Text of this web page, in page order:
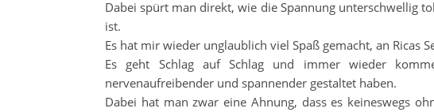
Dabei spürt man direkt, wie die Spannung unterschwellig
ist.
Es hat mir wieder unglaublich viel Spaß gemacht, an Ricas
Es geht Schlag auf Schlag und immer wieder
nervenaufreibender und spannender gestaltet haben.
Dabei hat man zwar eine Ahnung, dass es keineswegs